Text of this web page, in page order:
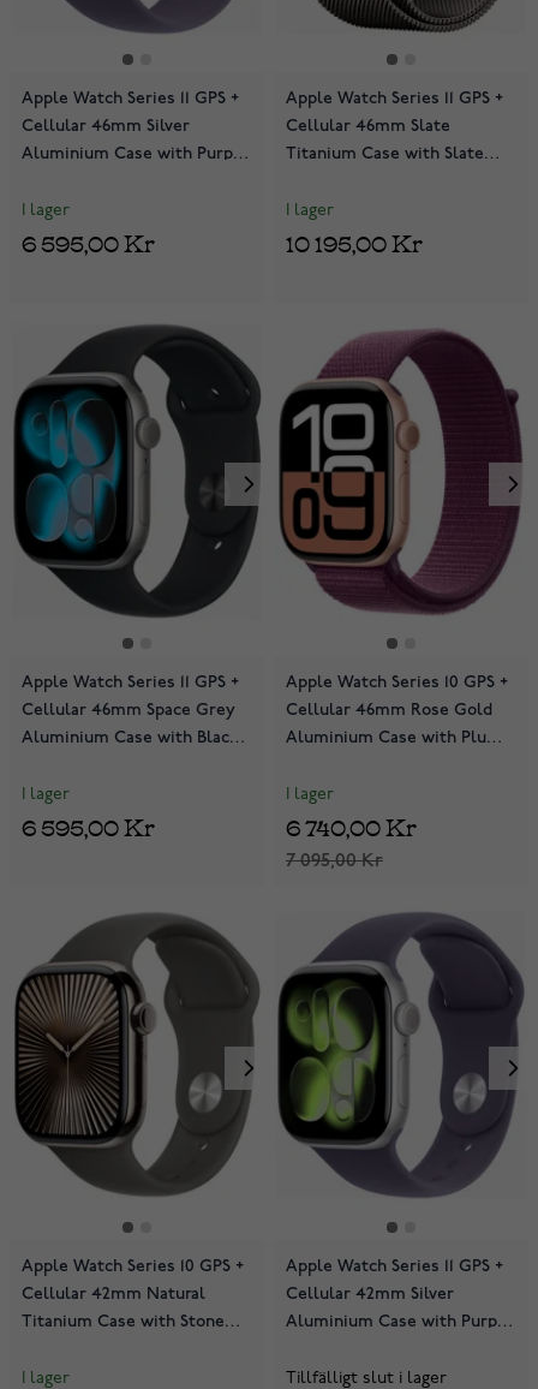
Apple Watch Series 11 GPS +
Cellular 46mm Silver
Aluminium Case with Purple
I lager
6 595,00 Kr
Apple Watch Series 11 GPS +
Cellular 46mm Slate
Titanium Case with Slate
I lager
10 195,00 Kr
Apple Watch Series 11 GPS +
Cellular 46mm Space Grey
Aluminium Case with Black
I lager
6 595,00 Kr
Apple Watch Series 10 GPS +
Cellular 46mm Rose Gold
Aluminium Case with Plum
I lager
7 095,00 Kr
6 740,00 Kr
Apple Watch Series 10 GPS +
Cellular 42mm Natural
Titanium Case with Stone
MWXD3QN/A
I lager
Apple Watch Series 11 GPS +
Cellular 42mm Silver
Aluminium Case with Purple
Tillfälligt slut i lager